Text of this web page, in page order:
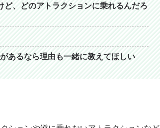
ンクを踏まずに検索して、お目当ての商品
、どのアトラクションに乗れるんだろ
あるなら理由も一緒に教えてほしい